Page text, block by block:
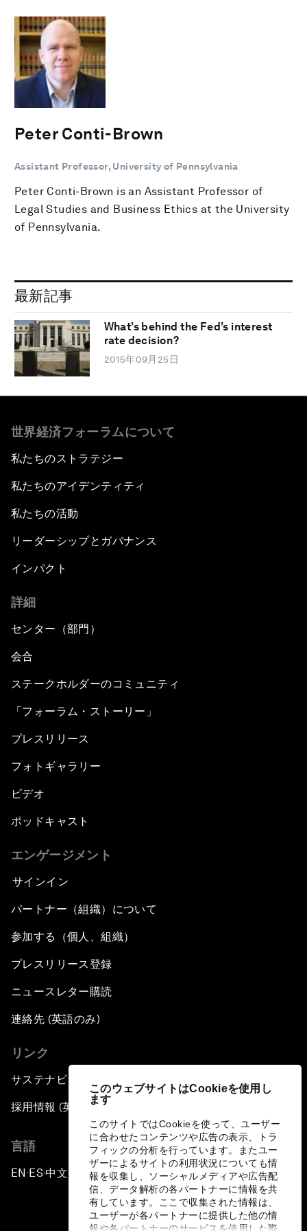
このウェブサイトはCookieを使用し
ます
このサイトではCookieを使って、ユーザー
に合わせたコンテンツや広告の表示、トラ
フィックの分析を行っています。またユー
ザーによるサイトの利用状況についても情
報を収集し、ソーシャルメディアや広告配
信、データ解析の各パートナーに情報を共
有しています。ここで収集された情報は、
ユーザーが各パートナーに提供した他の情
報や各パートナーのサービスを使用した際
Peter Conti-Brown
Assistant Professor, University of Pennsylvania
Peter Conti-Brown is an Assistant Professor of
Legal Studies and Business Ethics at the University
of Pennsylvania.
最新記事
What’s behind the Fed’s interest
rate decision?
2015年09月25日
世界経済フォーラムについて
私たちのストラテジー
私たちのアイデンティティ
私たちの活動
リーダーシップとガバナンス
インパクト
詳細
センター（部門）
会合
ステークホルダーのコミュニティ
「フォーラム・ストーリー」
プレスリリース
フォトギャラリー
ビデオ
ポッドキャスト
エンゲージメント
サインイン
パートナー（組織）について
参加する（個人、組織）
プレスリリース登録
ニュースレター購読
連絡先 (英語のみ)
リンク
サステナビリティへの取り組み
採用情報 (英語のみ)
言語
EN ▪ES▪中文▪ 日本語